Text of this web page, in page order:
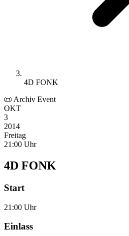
4D FONK
📜 Archiv Event
OKT
3
2014
Freitag
21:00 Uhr
4D FONK
Start
21:00 Uhr
Einlass